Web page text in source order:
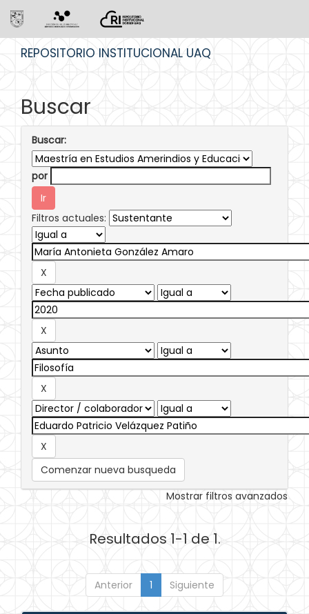
REPOSITORIO INSTITUCIONAL UAQ
Buscar
Buscar:
por
Filtros actuales:
Comenzar nueva busqueda
Mostrar filtros avanzados
Resultados 1-1 de 1.
Anterior 1 Siguiente